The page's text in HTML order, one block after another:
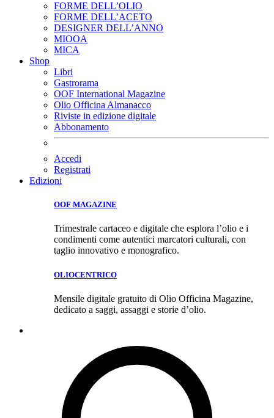
FORME DELL’OLIO
FORME DELL’ACETO
DESIGNER DELL’ANNO
MIOOA
MICA
Shop
Libri
Gastrorama
OOF International Magazine
Olio Officina Almanacco
Riviste in edizione digitale
Abbonamento
Accedi
Registrati
Edizioni
OOF MAGAZINE
Trimestrale cartaceo e digitale che esplora l’olio e i
condimenti come autentici marcatori culturali, con
taglio innovativo e monografico.
OLIOCENTRICO
Mensile digitale gratuito di Olio Officina Magazine,
dedicato a saggi, assaggi e storie d’olio.